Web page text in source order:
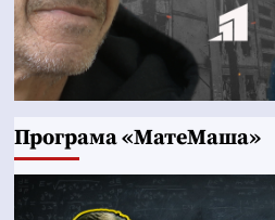
Програма «МатеМаша»